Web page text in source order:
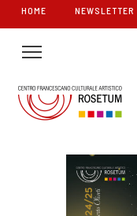
HOME NEWSLETTER